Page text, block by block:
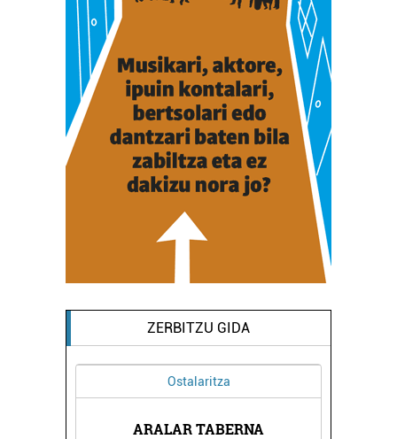
ZERBITZU GIDA
Ostalaritza
ARALAR TABERNA